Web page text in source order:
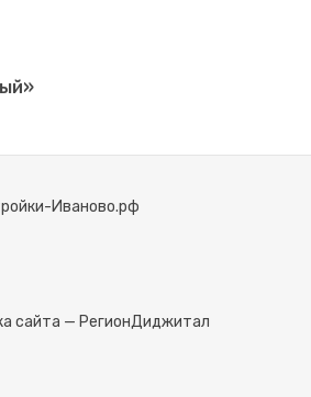
Иваново.рф
сайта — РегионДиджитал